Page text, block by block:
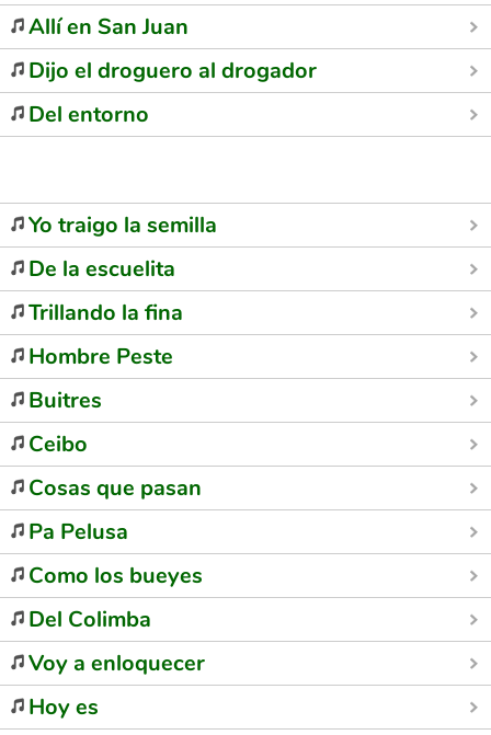
Allí en San Juan
Dijo el droguero al drogador
Del entorno
Yo traigo la semilla
De la escuelita
Trillando la fina
Hombre Peste
Buitres
Ceibo
Cosas que pasan
Pa Pelusa
Como los bueyes
Del Colimba
Voy a enloquecer
Hoy es